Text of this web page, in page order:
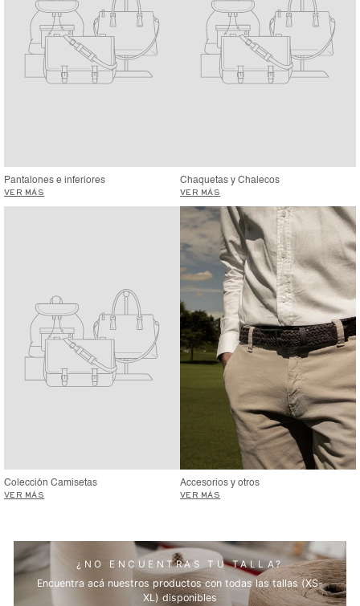
Pantalones e inferiores
VER MÁS
Chaquetas y Chalecos
VER MÁS
Colección Camisetas
VER MÁS
Accesorios y otros
VER MÁS
¿NO ENCUENTRAS TU TALLA?
Encuentra acá nuestros productos con todas las tallas (XS-
XL) disponibles